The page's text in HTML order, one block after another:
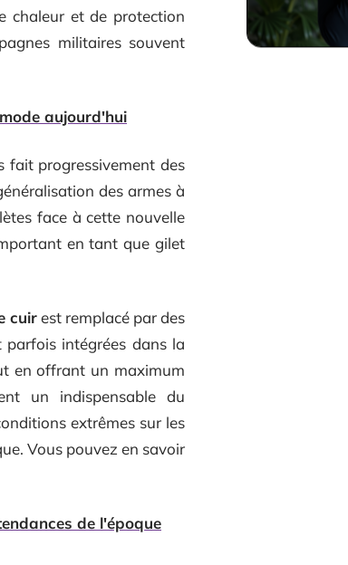
chaleur et de protection
militaires souvent
aujourd'hui
fait progressivement des
des armes à
face à cette nouvelle
en tant que gilet
cuirest remplacé par des
intégrées dans la
en offrant un maximum
un indispensable du
extrêmes sur les
Vous pouvez en savoir
de l'époque